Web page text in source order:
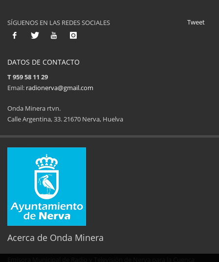
11ª Feria del Jamón 34 Memorial
Tweet
SÍGUENOS EN LAS REDES SOCIALES
DATOS DE CONTACTO
T 959 58 11 29
Email: radionerva@gmail.com
Onda Minera rtvn.
Calle Argentina, 33. 21670 Nerva, Huelva
Acerca de Onda Minera